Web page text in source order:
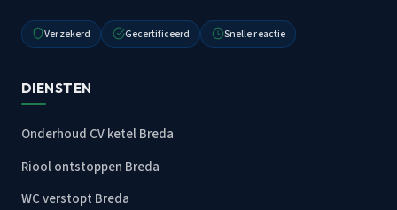
Verzekerd Gecertificeerd Snelle reactie
DIENSTEN
Onderhoud CV ketel Breda
Riool ontstoppen Breda
WC verstopt Breda